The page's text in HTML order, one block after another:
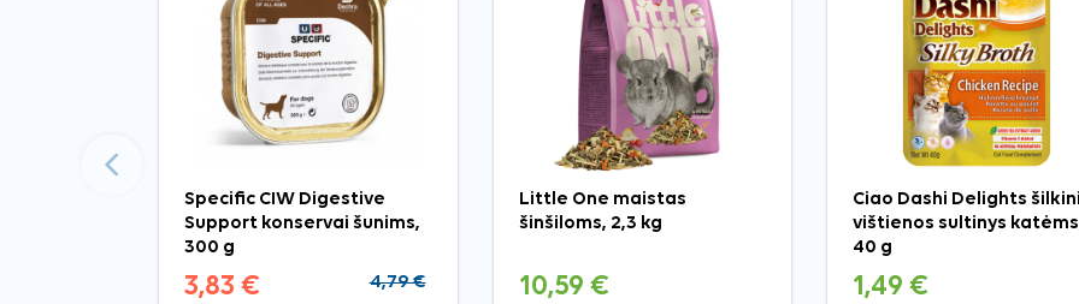
Specific CIW Digestive
Support konservai šunims,
300 g
3,83 € 4,79 €
Little One maistas
šinšiloms, 2,3 kg
10,59 €
Ciao Dashi Delights
vištienos sultinys
40 g
1,49 €
Ankstesnis